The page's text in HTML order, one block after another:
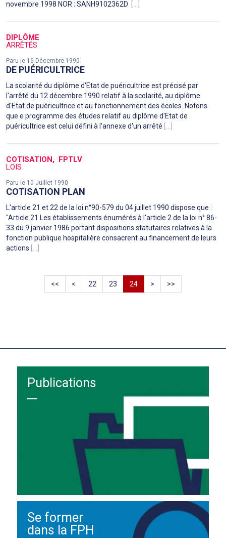
novembre 1998 NOR : SANH9102362D [...]
DIPLÔME
ARRÊTÉS
Paru le 16 Décembre 1990
DE PUÉRICULTRICE
La scolarité du diplôme d'Etat de puéricultrice est précisé par
l'arrêté du 12 décembre 1990 relatif à la scolarité, au diplôme
d'Etat de puéricultrice et au fonctionnement des écoles. Notons
que e programme des études relatif au diplôme d'Etat de
puéricultrice est celui défini à l'annexe d'un arrêté [...]
COTISATION
FPTLV
LOIS
Paru le 10 Juillet 1990
COTISATION PLAN
L'article 21 et 22 de la loi n°90-579 du 04 juillet 1990 dispose que :
"Article 21 Les établissements énumérés à l'article 2 de la loi n° 86-
33 du 9 janvier 1986 portant dispositions statutaires relatives à la
fonction publique hospitalière consacrent au financement de leurs
actions [...]
<< < 22 23 24 > >>
Publications
Se former
dans la FPH